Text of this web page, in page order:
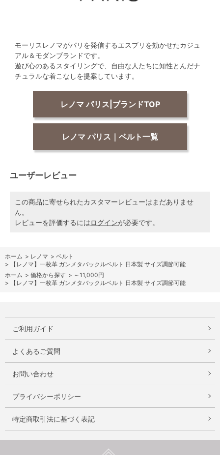
モーリスレノマがパリを発信するエスプリを効かせたカジュ
アル＆モダンブランドです。
遊び心のあるスタイリングで、自由な人たちに知性とんだナ
チュラルな着こなしを提案しています。
レノマ パリス|ブランドTOP
レノマ パリス｜ベルト一覧
ユーザーレビュー
この商品に寄せられたカスタマーレビューはまだありませ
ん。
レビューを評価するにはログインが必要です。
ホーム > レノマ > ベルト
>
【レノマ】一枚革 ガンメタバックルベルト 日本製 サイズ調節可能
ホーム > 価格から探す > ～11,000円
>
【レノマ】一枚革 ガンメタバックルベルト 日本製 サイズ調節可能
ご利用ガイド
よくあるご質問
お問い合わせ
プライバシーポリシー
特定商取引法に基づく表記